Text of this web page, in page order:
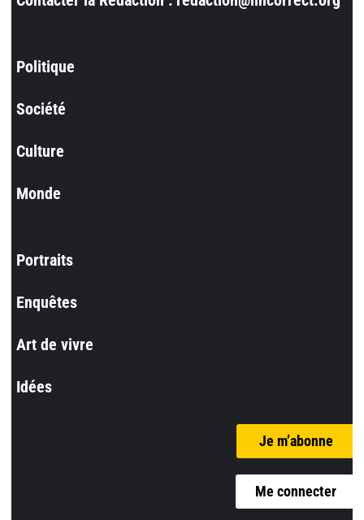
Politique
Société
Culture
Monde
Portraits
Enquêtes
Art de vivre
Idées
Je m’abonne
Me connecter